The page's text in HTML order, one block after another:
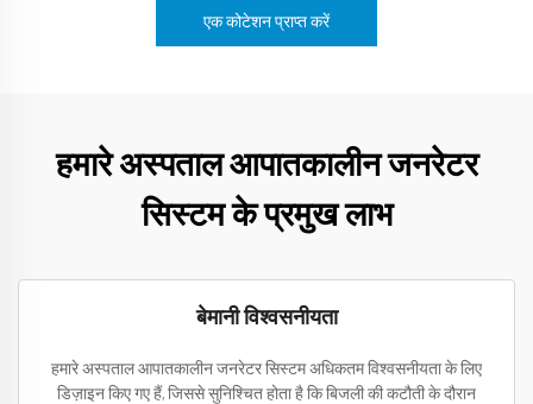
एक कोटेशन प्राप्त करें
हमारे अस्पताल आपातकालीन जनरेटर
सिस्टम के प्रमुख लाभ
बेमानी विश्वसनीयता
हमारे अस्पताल आपातकालीन जनरेटर सिस्टम अधिकतम विश्वसनीयता के लिए
डिज़ाइन किए गए हैं, जिससे सुनिश्चित होता है कि बिजली की कटौती के दौरान